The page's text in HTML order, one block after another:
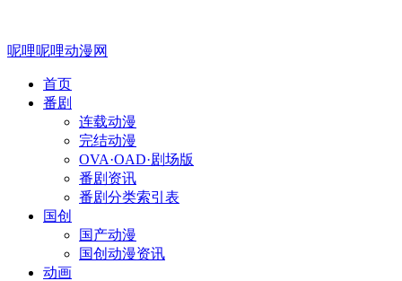
呢哩呢哩动漫网
首页
番剧
连载动漫
完结动漫
OVA·OAD·剧场版
番剧资讯
番剧分类索引表
国创
国产动漫
国创动漫资讯
动画